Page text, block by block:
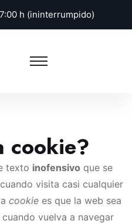
h (ininterrumpido)
cookie?
texto inofensivo que se
visita casi cualquier
cookie es que la web sea
vuelva a navegar